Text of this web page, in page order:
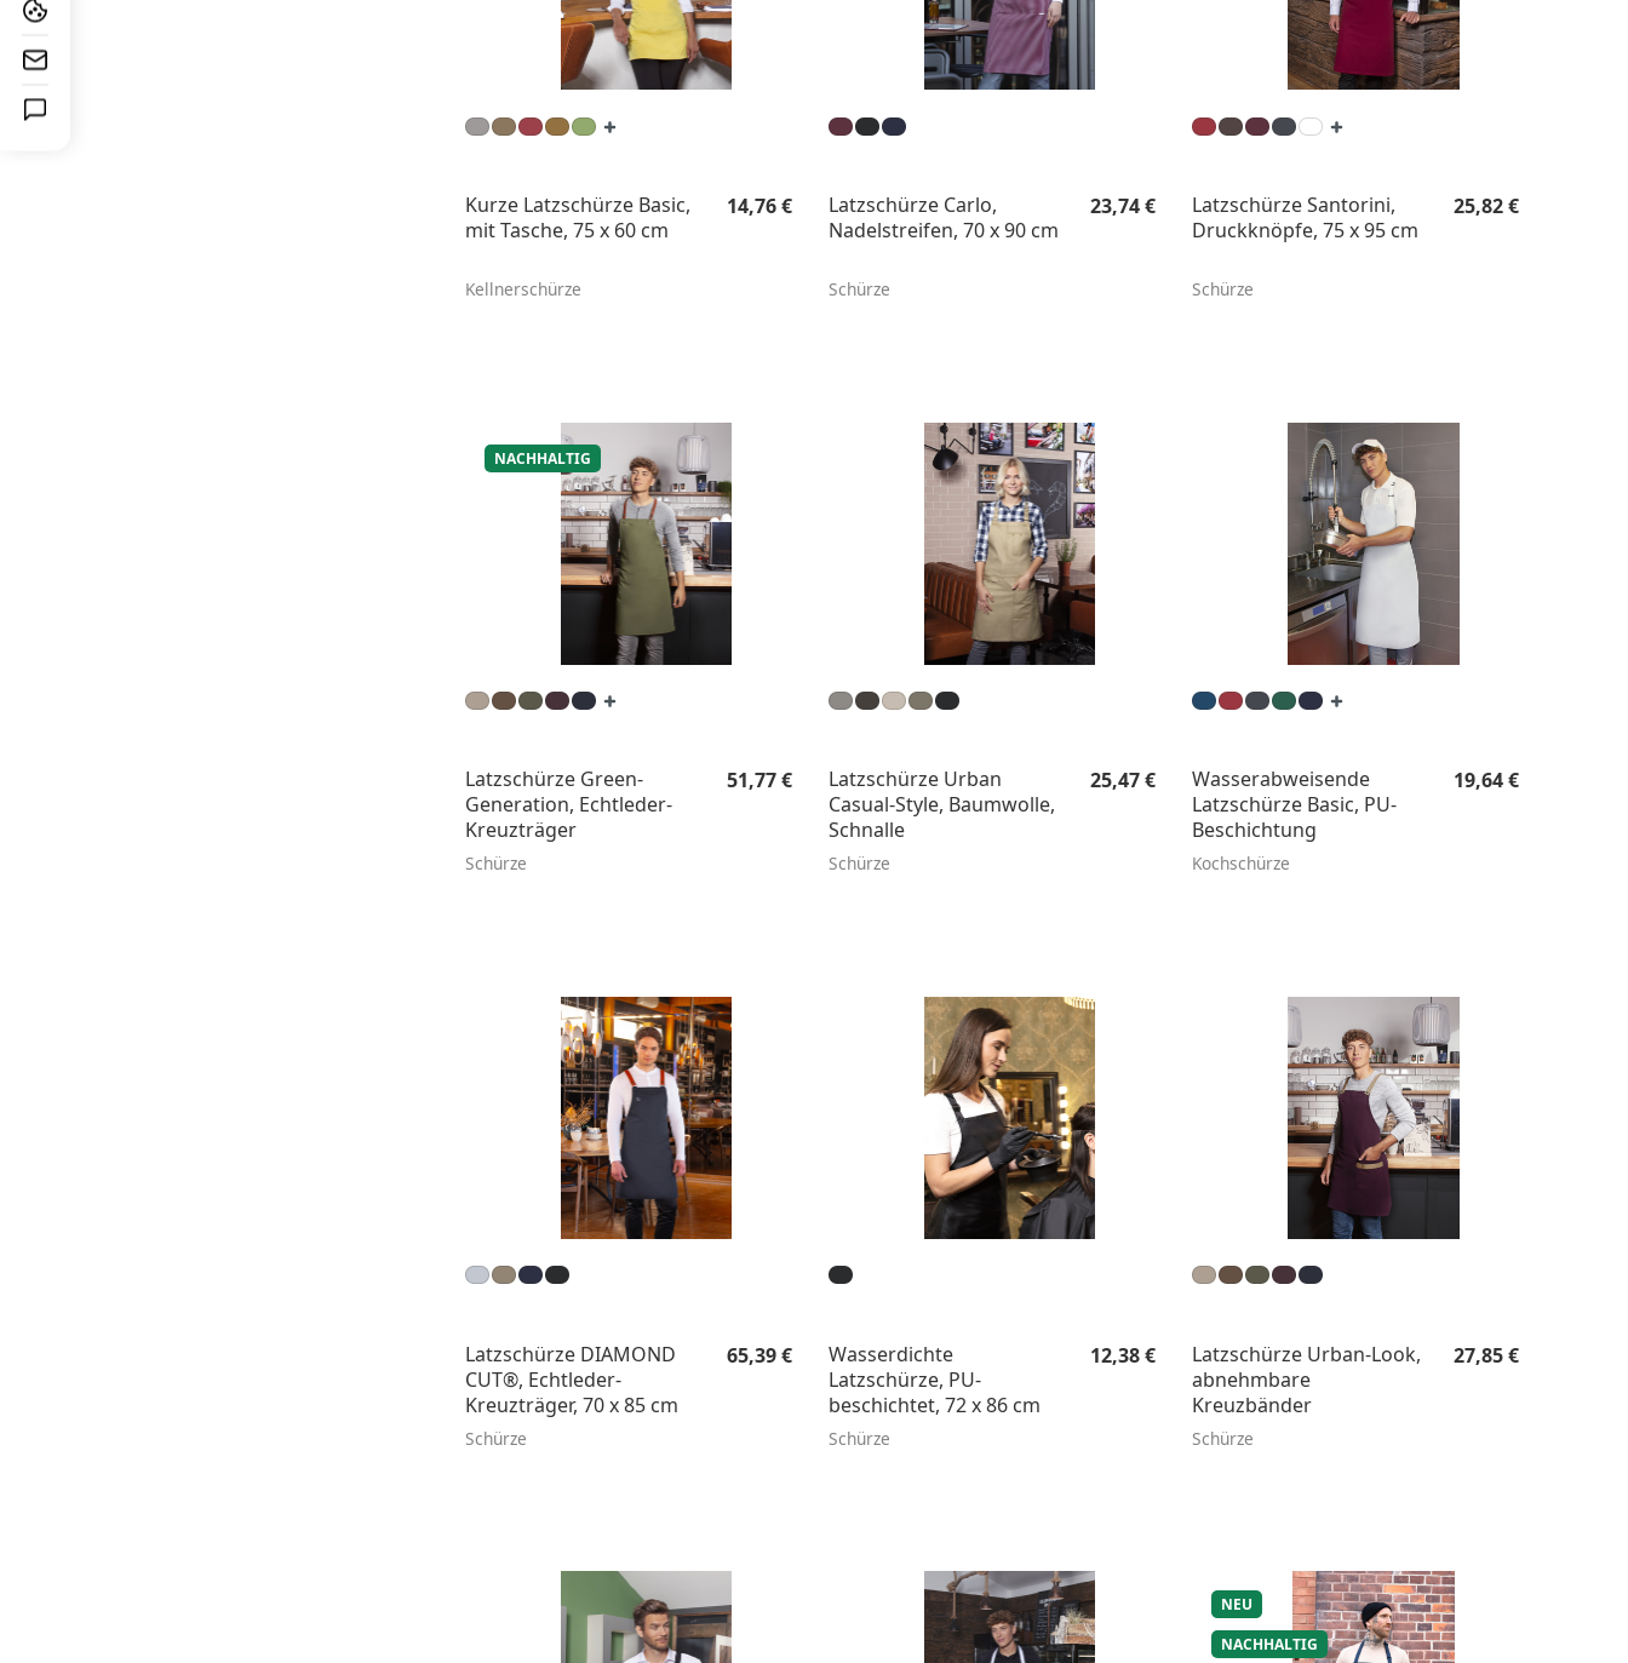
Kurze Latzschürze Basic,
mit Tasche, 75 x 60 cm
Kellnerschürze
Regulärer Preis:
14,76 €
Latzschürze Carlo,
Nadelstreifen, 70 x 90 cm
Schürze
Regulärer Preis:
23,74 €
Latzschürze Santorini,
Druckknöpfe, 75 x 95 cm
Schürze
Regulärer Preis:
25,82 €
NACHHALTIG
Latzschürze Green-
Generation, Echtleder-
Kreuzträger
Schürze
Regulärer Preis:
51,77 €
Latzschürze Urban
Casual-Style, Baumwolle,
Schnalle
Schürze
Regulärer Preis:
25,47 €
Wasserabweisende
Latzschürze Basic, PU-
Beschichtung
Kochschürze
Regulärer Preis:
19,64 €
Latzschürze DIAMOND
CUT®, Echtleder-
Kreuzträger, 70 x 85 cm
Schürze
Regulärer Preis:
65,39 €
Wasserdichte
Latzschürze, PU-
beschichtet, 72 x 86 cm
Schürze
Regulärer Preis:
12,38 €
Latzschürze Urban-Look,
abnehmbare
Kreuzbänder
Schürze
Regulärer Preis:
27,85 €
NEU
NACHHALTIG